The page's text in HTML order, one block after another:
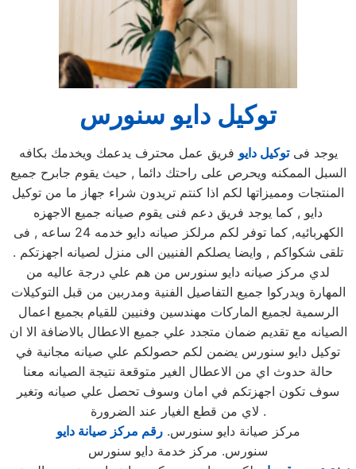
توكيل دايو سنورس
يوجد فىتوكيل دايو فريق عمل محترف يدعمك ويخدمك بكافه
السبل الممكنه ويحرص على راحتك دائما , حيث يقوم جابرح جميع
المنتجات ومميزاتها لكم اذا كنتم تريدون شراء جهاز ما من توكيل
دايو , كما يوجد فريق دعم فنى يقوم صيانه جميع الاجهزه
الكهربائيه, كما توفر لكم مرلكز صيانه دايو خدمه 24 ساعه , فى
تلقى شكواكم , وايضا يصلكم الفنيين الى منزل لصيانه اجهزتكم .
لدي مركز صيانه دايو سنورس من هم علي درجة عاليه من
المهارة ويدركوا جميع التفاصيل الفنية ومدربين من قبل التوكيلات
الرسمية لجميع الماركات مهندسين وفنيين للقيام بجميع اعمال
الصيانه مع تقديم ضمان متجدد علي جميع الاعطال بالاضافة الا ان
توكيل دايو سنورس يضمن لكم حصولكم علي صيانه مجانية في
حالة حدوث اي من الاعطال الغير متوقعة نتيجة الصيانه معنا
سوف تكون اجهزتكم في امان وسوف تحصل علي صيانه وتغير
لاي من قطع الغيار عند الضرورة .
مركز صيانة دايو سنورس.رقم مركز صيانة دايو
سنورس. مركز خدمة دايو سنورس